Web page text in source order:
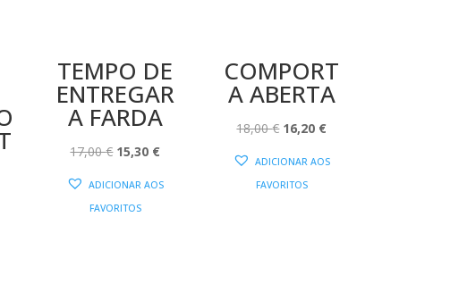
TEMPO DE
ENTREGAR
A FARDA
17,00€ O
15,30 €O
ADICIONAR AOS
FAVORITOS
COMPORT
A ABERTA
18,00€ O
16,20 €O
ADICIONAR AOS
FAVORITOS